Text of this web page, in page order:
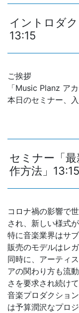
イントロダ
13:15
ご挨拶
「Music Planz ア
本日のセミナー、
セミナー「
作方法」
コロナ禍の影響で
され、新しい様式
特に音楽業界はサ
販売のモデルはレ
同時に、アーティ
アの関わり方も流
さを要求され続けて
音楽プロダクショ
は予算潤沢なプロ